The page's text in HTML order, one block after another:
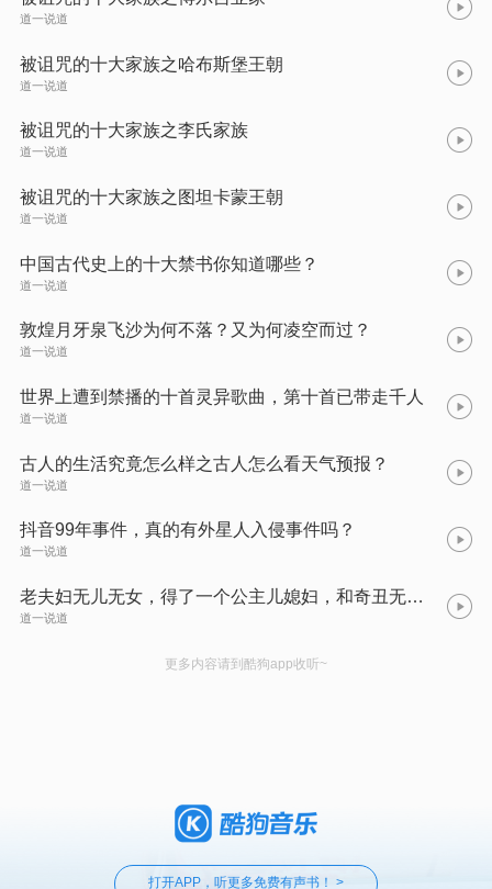
道一说道
被诅咒的十大家族之哈布斯堡王朝
道一说道
被诅咒的十大家族之李氏家族
道一说道
被诅咒的十大家族之图坦卡蒙王朝
道一说道
中国古代史上的十大禁书你知道哪些？
道一说道
敦煌月牙泉飞沙为何不落？又为何凌空而过？
道一说道
世界上遭到禁播的十首灵异歌曲，第十首已带走千人
道一说道
古人的生活究竟怎么样之古人怎么看天气预报？
道一说道
抖音99年事件，真的有外星人入侵事件吗？
道一说道
老夫妇无儿无女，得了一个公主儿媳妇，和奇丑无比的癞蛤蟆儿
道一说道
更多内容请到酷狗app收听~
打开APP，听更多免费有声书！ >